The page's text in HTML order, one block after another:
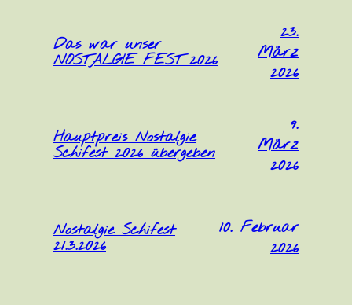
Das war unser
NOSTALGIE FEST 2026
23.
März
2026
Hauptpreis Nostalgie
Schifest 2026 übergeben
9.
März
2026
Nostalgie Schifest
21.3.2026
10. Februar
2026